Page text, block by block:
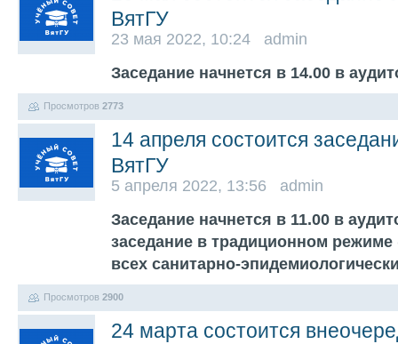
ВятГУ
23 мая 2022, 10:24 admin
Заседание начнется в 14.00 в
Просмотров 2773
14 апреля состоится
ВятГУ
5 апреля 2022, 13:56 admin
Заседание начнется в 11.00 в
заседание в традиционном
всех санитарно-
Просмотров 2900
24 марта состоится